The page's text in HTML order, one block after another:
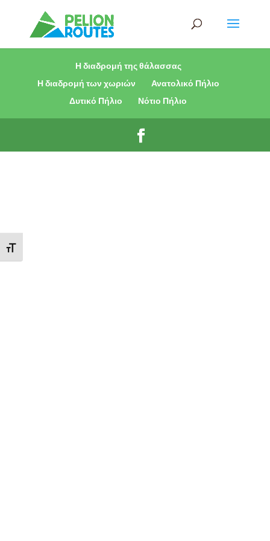
Εναλλαγή Μεγέθους Γραμμάτων
Η διαδρομή της θάλασσας
Η διαδρομή των χωριών
Ανατολικό Πήλιο
Δυτικό Πήλιο
Νότιο Πήλιο